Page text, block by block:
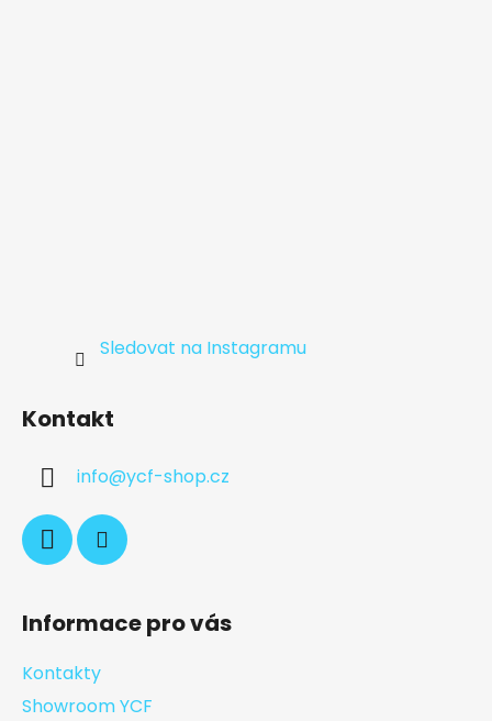
Sledovat na Instagramu
Kontakt
info@ycf-shop.cz
Informace pro vás
Kontakty
Showroom YCF